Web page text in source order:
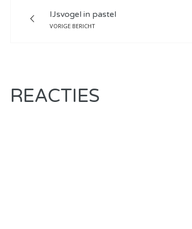
IJsvogel in pastel
VORIGE BERICHT
REACTIES